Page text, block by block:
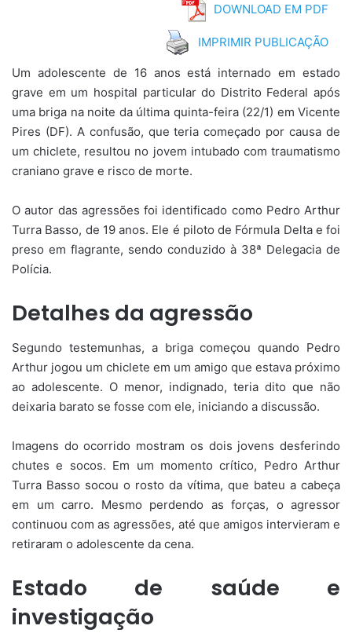
DOWNLOAD EM PDF
IMPRIMIR PUBLICAÇÃO
Um adolescente de 16 anos está internado em estado
grave em um hospital particular do Distrito Federal após
uma briga na noite da última quinta-feira (22/1) em Vicente
Pires (DF). A confusão, que teria começado por causa de
um chiclete, resultou no jovem intubado com traumatismo
craniano grave e risco de morte.
O autor das agressões foi identificado como Pedro Arthur
Turra Basso, de 19 anos. Ele é piloto de Fórmula Delta e foi
preso em flagrante, sendo conduzido à 38ª Delegacia de
Polícia.
Detalhes da agressão
Segundo testemunhas, a briga começou quando Pedro
Arthur jogou um chiclete em um amigo que estava próximo
ao adolescente. O menor, indignado, teria dito que não
deixaria barato se fosse com ele, iniciando a discussão.
Imagens do ocorrido mostram os dois jovens desferindo
chutes e socos. Em um momento crítico, Pedro Arthur
Turra Basso socou o rosto da vítima, que bateu a cabeça
em um carro. Mesmo perdendo as forças, o agressor
continuou com as agressões, até que amigos intervieram e
retiraram o adolescente da cena.
Estado de saúde e
investigação